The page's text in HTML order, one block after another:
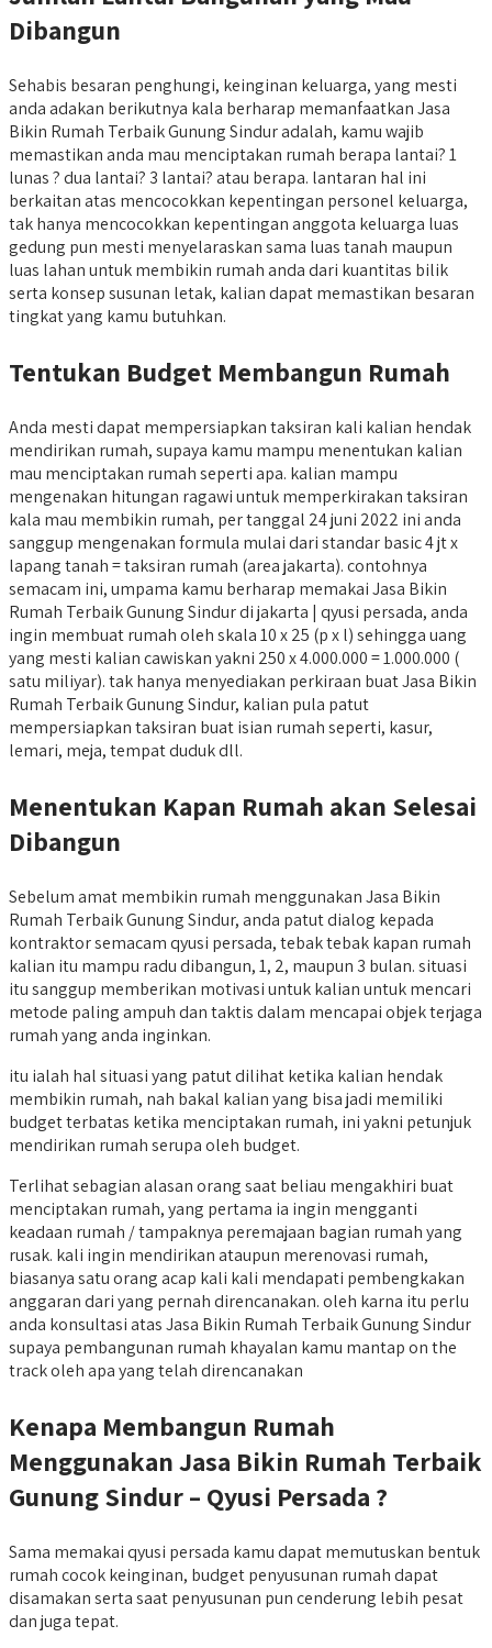
Dibangun
Sehabis besaran penghungi, keinginan keluarga, yang mesti
anda adakan berikutnya kala berharap memanfaatkan Jasa
Bikin Rumah Terbaik Gunung Sindur adalah, kamu wajib
memastikan anda mau menciptakan rumah berapa lantai? 1
lunas ? dua lantai? 3 lantai? atau berapa. lantaran hal ini
berkaitan atas mencocokkan kepentingan personel keluarga,
tak hanya mencocokkan kepentingan anggota keluarga luas
gedung pun mesti menyelaraskan sama luas tanah maupun
luas lahan untuk membikin rumah anda dari kuantitas bilik
serta konsep susunan letak, kalian dapat memastikan besaran
tingkat yang kamu butuhkan.
Tentukan Budget Membangun Rumah
Anda mesti dapat mempersiapkan taksiran kali kalian hendak
mendirikan rumah, supaya kamu mampu menentukan kalian
mau menciptakan rumah seperti apa. kalian mampu
mengenakan hitungan ragawi untuk memperkirakan taksiran
kala mau membikin rumah, per tanggal 24 juni 2022 ini anda
sanggup mengenakan formula mulai dari standar basic 4 jt x
lapang tanah = taksiran rumah (area jakarta). contohnya
semacam ini, umpama kamu berharap memakai Jasa Bikin
Rumah Terbaik Gunung Sindur di jakarta | qyusi persada, anda
ingin membuat rumah oleh skala 10 x 25 (p x l) sehingga uang
yang mesti kalian cawiskan yakni 250 x 4.000.000 = 1.000.000 (
satu miliyar). tak hanya menyediakan perkiraan buat Jasa Bikin
Rumah Terbaik Gunung Sindur, kalian pula patut
mempersiapkan taksiran buat isian rumah seperti, kasur,
lemari, meja, tempat duduk dll.
Menentukan Kapan Rumah akan Selesai
Dibangun
Sebelum amat membikin rumah menggunakan Jasa Bikin
Rumah Terbaik Gunung Sindur, anda patut dialog kepada
kontraktor semacam qyusi persada, tebak tebak kapan rumah
kalian itu mampu radu dibangun, 1, 2, maupun 3 bulan. situasi
itu sanggup memberikan motivasi untuk kalian untuk mencari
metode paling ampuh dan taktis dalam mencapai objek terjaga
rumah yang anda inginkan.
itu ialah hal situasi yang patut dilihat ketika kalian hendak
membikin rumah, nah bakal kalian yang bisa jadi memiliki
budget terbatas ketika menciptakan rumah, ini yakni petunjuk
mendirikan rumah serupa oleh budget.
Terlihat sebagian alasan orang saat beliau mengakhiri buat
menciptakan rumah, yang pertama ia ingin mengganti
keadaan rumah / tampaknya peremajaan bagian rumah yang
rusak. kali ingin mendirikan ataupun merenovasi rumah,
biasanya satu orang acap kali kali mendapati pembengkakan
anggaran dari yang pernah direncanakan. oleh karna itu perlu
anda konsultasi atas Jasa Bikin Rumah Terbaik Gunung Sindur
supaya pembangunan rumah khayalan kamu mantap on the
track oleh apa yang telah direncanakan
Kenapa Membangun Rumah
Menggunakan Jasa Bikin Rumah Terbaik
Gunung Sindur – Qyusi Persada ?
Sama memakai qyusi persada kamu dapat memutuskan bentuk
rumah cocok keinginan, budget penyusunan rumah dapat
disamakan serta saat penyusunan pun cenderung lebih pesat
dan juga tepat.